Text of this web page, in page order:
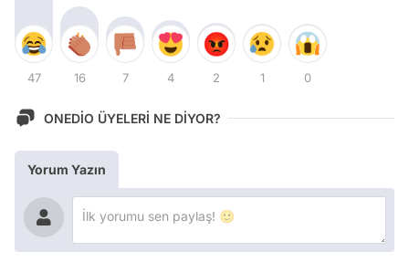
47 16 7 4 2 1 0
ONEDİO ÜYELERİ NE DİYOR?
Yorum Yazın